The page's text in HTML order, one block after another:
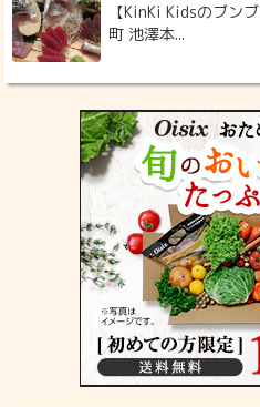
【KinKi Kidsのブン
町 池澤本...